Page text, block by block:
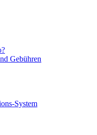
Gebühren
System